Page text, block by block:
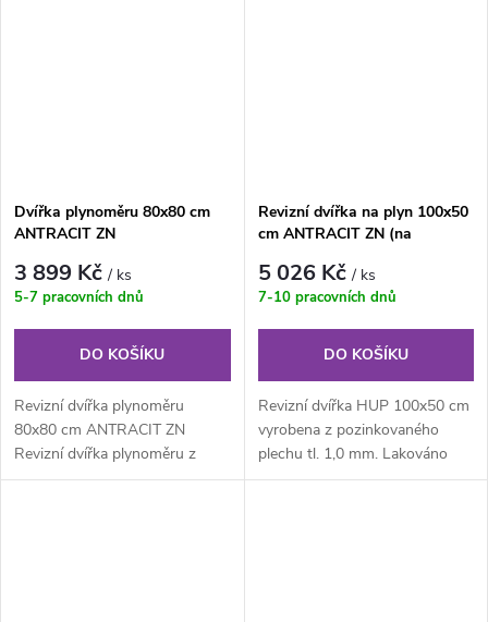
Dvířka plynoměru 80x80 cm
ANTRACIT ZN
3 899 Kč/ ks
5-7 pracovních dnů
DO KOŠÍKU
Revizní dvířka plynoměru
80x80 cm ANTRACIT ZN
Revizní dvířka plynoměru z
pozinkovaného plechu síla 1
Revizní dvířka na plyn 100x50
cm ANTRACIT ZN (na
5 026 Kč/ ks
7-10 pracovních dnů
DO KOŠÍKU
Revizní dvířka HUP 100x50 cm
vyrobena z pozinkovaného
plechu tl. 1,0 mm. Lakováno
práškovou barvou - Antracit